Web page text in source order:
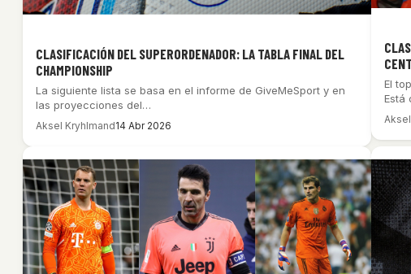
CLASIFICACIÓN DEL SUPERORDENADOR: LA TABLA FINAL DEL
CHAMPIONSHIP
La siguiente lista se basa en el informe de GiveMeSport y en
las proyecciones del…
Aksel Kryhlmand14 Abr 2026
El
Está